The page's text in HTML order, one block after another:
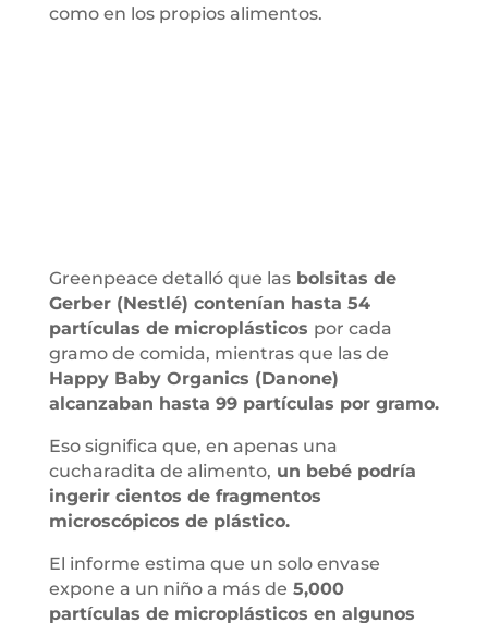
como en los propios alimentos.
Greenpeace detalló que lasbolsitas de
Gerber (Nestlé) contenían hasta 54
partículas de microplásticos por cada
gramo de comida, mientras que las de
Happy Baby Organics (Danone)
alcanzaban hasta 99 partículas por gramo.
Eso significa que, en apenas una
cucharadita de alimento, un bebé podría
ingerir cientos de fragmentos
microscópicos de plástico.
El informe estima que un solo envase
expone a un niño a más de 5,000
partículas de microplásticos en algunos